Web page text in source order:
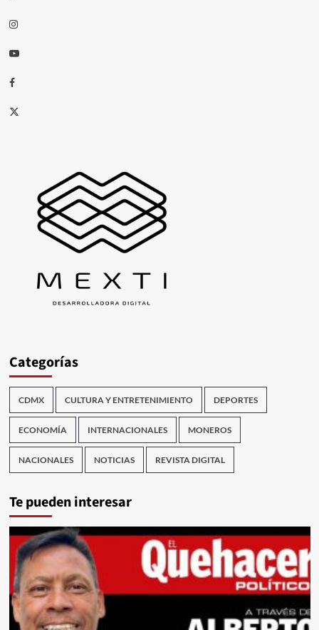
Instagram
Youtube
Facebook
X
Categorías
CDMX CULTURA Y ENTRETENIMIENTO DEPORTES
ECONOMÍA INTERNACIONALES MONEROS
NACIONALES NOTICIAS REVISTA DIGITAL
Te pueden interesar